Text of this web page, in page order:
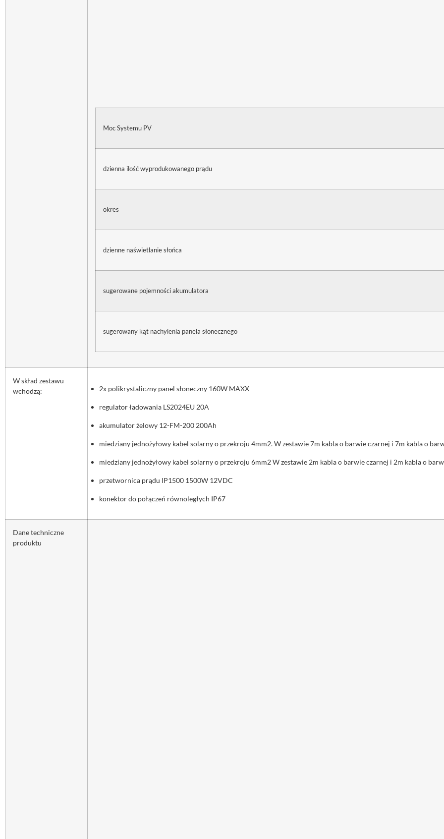
Moc Systemu PV
dzienna ilość wyprodukowanego prądu
okres
dzienne naświetlanie słońca
sugerowane pojemności akumulatora
sugerowany kąt nachylenia panela słonecznego
W skład zestawu
wchodzą:
2x polikrystaliczny panel słoneczny 160W MAXX
regulator ładowania LS2024EU 20A
akumulator żelowy 12-FM-200 200Ah
miedziany jednożyłowy kabel solarny o przekroju 4mm2. W zestawie 7m kabla o barwie czarnej i 7m kabla o
miedziany jednożyłowy kabel solarny o przekroju 6mm2 W zestawie 2m kabla o barwie czarnej i 2m kabla o
przetwornica prądu IP1500 1500W 12VDC
konektor do połączeń równoległych IP67
Dane techniczne
produktu